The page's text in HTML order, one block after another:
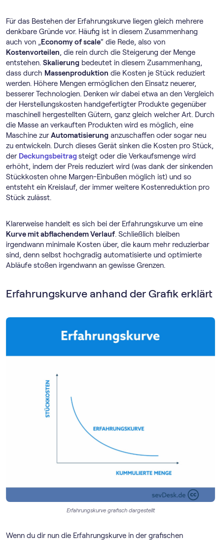
Für das Bestehen der Erfahrungskurve liegen gleich mehrere
denkbare Gründe vor. Häufig ist in diesem Zusammenhang
auch von „ Economy of scale“ die Rede, also von
Kostenvorteilen, die rein durch die Steigerung der Menge
entstehen. Skalierung bedeutet in diesem Zusammenhang,
dass durch Massenproduktion die Kosten je Stück reduziert
werden. Höhere Mengen ermöglichen den Einsatz neuerer,
besserer Technologien. Denken wir dabei etwa an den Vergleich
der Herstellungskosten handgefertigter Produkte gegenüber
maschinell hergestellten Gütern, ganz gleich welcher Art. Durch
die Masse an verkauften Produkten wird es möglich, eine
Maschine zurAutomatisierung anzuschaffen oder sogar neu
zu entwickeln. Durch dieses Gerät sinken die Kosten pro Stück,
der Deckungsbeitragsteigt oder die Verkaufsmenge wird
erhöht, indem der Preis reduziert wird (was dank der sinkenden
Stückkosten ohne Margen-Einbußen möglich ist) und so
entsteht ein Kreislauf, der immer weitere Kostenreduktion pro
Stück zulässt.
Klarerweise handelt es sich bei der Erfahrungskurve um eine
Kurve mit abflachendem Verlauf. Schließlich bleiben
irgendwann minimale Kosten über, die kaum mehr reduzierbar
sind, denn selbst hochgradig automatisierte und optimierte
Abläufe stoßen irgendwann an gewisse Grenzen.
Erfahrungskurve anhand der Grafik erklärt
Erfahrungskurve grafisch dargestellt
Wenn du dir nun die Erfahrungskurve in der grafischen